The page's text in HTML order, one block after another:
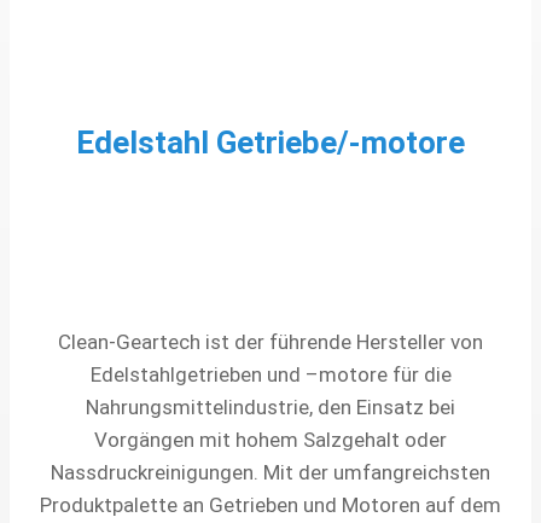
Edelstahl Getriebe/-motore
Clean-Geartech ist der führende Hersteller von
Edelstahlgetrieben und –motore für die
Nahrungsmittelindustrie, den Einsatz bei
Vorgängen mit hohem Salzgehalt oder
Nassdruckreinigungen. Mit der umfangreichsten
Produktpalette an Getrieben und Motoren auf dem